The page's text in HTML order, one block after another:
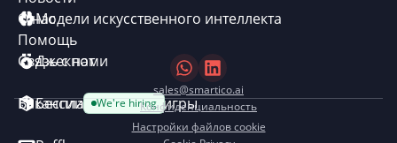
Модели искусственного интеллекта
Джекпот
Бесплатные мини-игры
Помощь
О нас
Связь с нами
Вакансии We're hiring
Настройки файлов cookie
Конфиденциальность
sales@smartico.ai